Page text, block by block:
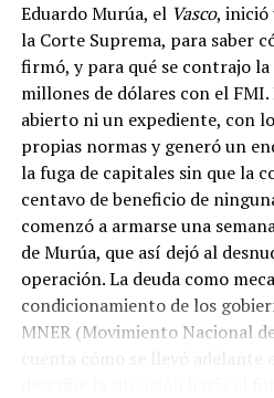
Eduardo Murúa, el Vasco, inició
la Corte Suprema, para saber
firmó, y para qué se contrajo la
millones de dólares con el
abierto ni un expediente, con
propias normas y generó un
la fuga de capitales sin que la
centavo de beneficio de
comenzó a armarse una
de Murúa, que así dejó al
operación. La deuda como
condicionamiento de los
MNER (Movimiento Nacional